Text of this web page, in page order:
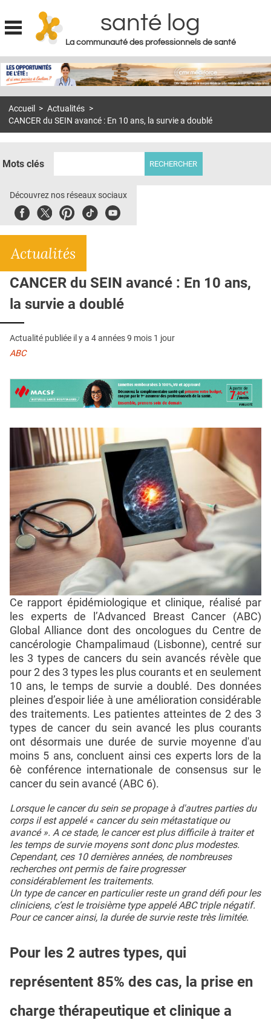
Jump to navigation
santé log
La communauté des professionnels de santé
MON COMPTE
S'ABONNER À LA REVUE SOIN À DOMICILE
DOSSIERS
E-REVUE SAD
L'APP
QUI SOMMES-NOUS ?
PUBLICITÉ
CONDITIONS GÉNÉRALES
CONTACT
Accueil > Actualités >
CANCER du SEIN avancé : En 10 ans, la survie a doublé
Mots clés
Découvrez nos réseaux sociaux
FacebookTwitterPinterest
TiktokYoubute
Actualités
CANCER du SEIN avancé : En 10 ans,
la survie a doublé
Actualité publiée il y a 4 années 9 mois 1 jour
ABC
Ce rapport épidémiologique et clinique, réalisé par
les experts de l’Advanced Breast Cancer (ABC)
Global Alliance dont des oncologues du Centre de
cancérologie Champalimaud (Lisbonne), centré sur
les 3 types de cancers du sein avancés révèle que
pour 2 des 3 types les plus courants et en seulement
10 ans, le temps de survie a doublé. Des données
pleines d’espoir liée à une amélioration considérable
des traitements. Les patientes atteintes de 2 des 3
types de cancer du sein avancé les plus courants
ont désormais une durée de survie moyenne d'au
moins 5 ans, concluent ainsi ces experts lors de la
6è conférence internationale de consensus sur le
cancer du sein avancé (ABC 6).
Lorsque le cancer du sein se propage à d'autres parties du
corps il est appelé « cancer du sein métastatique ou
avancé ». A ce stade, le cancer est plus difficile à traiter et
les temps de survie moyens sont donc plus modestes.
Cependant, ces 10 dernières années, de nombreuses
recherches ont permis de faire progresser
considérablement les traitements.
Un type de cancer en particulier reste un grand défi pour les
cliniciens, c’est le troisième type appelé ABC triple négatif.
Pour ce cancer ainsi, la durée de survie reste très limitée.
Pour les 2 autres types, qui
représentent 85% des cas, la prise en
charge thérapeutique et clinique a